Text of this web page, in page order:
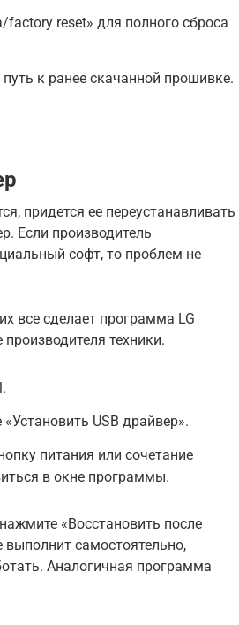
reset» для полного сброса
к ранее скачанной прошивке.
придется ее переустанавливать
Если производитель
софт, то проблем не
все сделает программа LG
техники.
USB драйвер».
питания или сочетание
в окне программы.
«Восстановить после
самостоятельно,
Аналогичная программа